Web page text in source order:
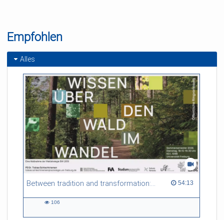
Empfohlen
Alles
Between tradition and transformation: how owners, advisers and institutions co-create knowledge for resilient forests in Europe 54:13
54:13 duration
106